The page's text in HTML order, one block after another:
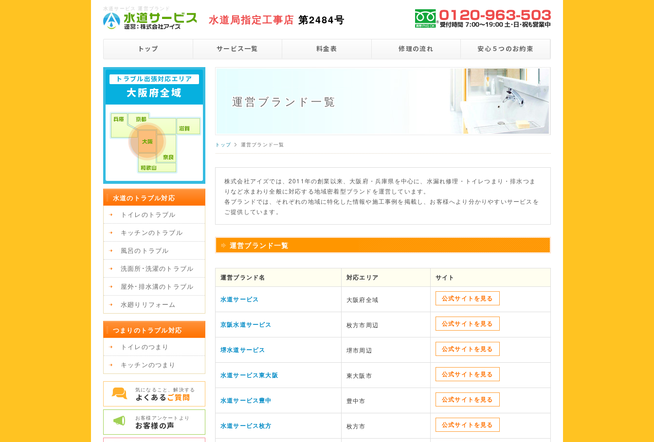
水道サービス 運営ブランド
水道局指定工事店 第2484号
トップ サービス一覧 料金表 修理の流れ 安心５つのお約束
運営ブランド一覧
トップ 運営ブランド一覧
株式会社アイズでは、2011年の創業以来、大阪府・兵庫県を中心に、水漏れ修理・トイレつまり・排水つま
りなど水まわり全般に対応する地域密着型ブランドを運営しています。
各ブランドでは、それぞれの地域に特化した情報や施工事例を掲載し、お客様へより分かりやすいサービスを
ご提供しています。
運営ブランド一覧
運営ブランド名 対応エリア サイト
水道サービス 大阪府全域 公式サイトを見る
京阪水道サービス 枚方市周辺 公式サイトを見る
堺水道サービス 堺市周辺 公式サイトを見る
水道サービス東大阪 東大阪市 公式サイトを見る
水道サービス豊中 豊中市 公式サイトを見る
水道サービス枚方 枚方市 公式サイトを見る
トラブル出張対応エリア
大阪府全域
水道のトラブル対応
トイレのトラブル
キッチンのトラブル
風呂のトラブル
洗面所･洗濯のトラブル
屋外･排水溝のトラブル
水廻りリフォーム
つまりのトラブル対応
トイレのつまり
キッチンのつまり
気になること、解決する
よくある ご質問
お客様アンケートより
お客様の声